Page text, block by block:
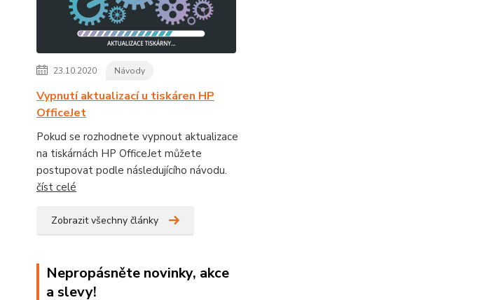
23.10.2020 Návody
Vypnutí aktualizací u tiskáren HP
OfficeJet
Pokud se rozhodnete vypnout aktualizace
na tiskárnách HP OfficeJet můžete
postupovat podle následujícího návodu.
číst celé
Zobrazit všechny články
Nepropásněte novinky, akce
a slevy!